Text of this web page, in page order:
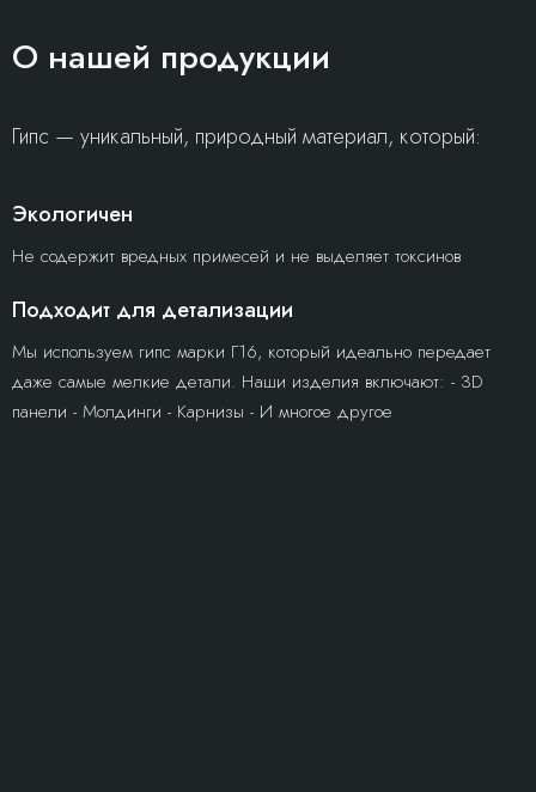
О нашей продукции
Гипс — уникальный, природный материал, который:
Экологичен
Не содержит вредных примесей и не выделяет токсинов
Подходит для детализации
Мы используем гипс марки Г16, который идеально передает
даже самые мелкие детали. Наши изделия включают: - 3D
панели - Молдинги - Карнизы - И многое другое